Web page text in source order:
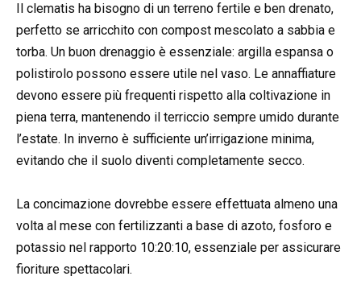
Il clematis ha bisogno di un terreno fertile e ben drenato,
perfetto se arricchito con compost mescolato a sabbia e
torba. Un buon drenaggio è essenziale: argilla espansa o
polistirolo possono essere utile nel vaso. Le annaffiature
devono essere più frequenti rispetto alla coltivazione in
piena terra, mantenendo il terriccio sempre umido durante
l’estate. In inverno è sufficiente un’irrigazione minima,
evitando che il suolo diventi completamente secco.
La concimazione dovrebbe essere effettuata almeno una
volta al mese con fertilizzanti a base di azoto, fosforo e
potassio nel rapporto 10:20:10, essenziale per assicurare
fioriture spettacolari.